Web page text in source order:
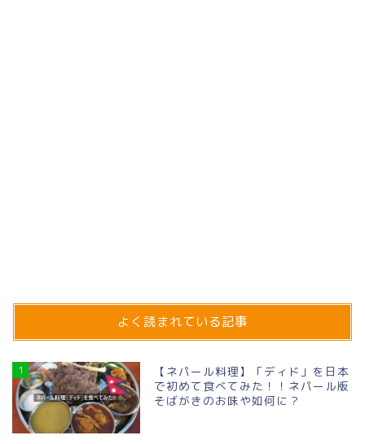
よく読まれている記事
1
【ネパール料理】「ディド」を日本
で初めて食べてみた！！ネパール版
そばがきのお味や如何に？